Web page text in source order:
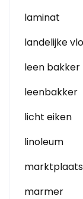
laminat
landelijke
leen bakker
leenbakker
licht eiken
linoleum
marktplaats
marmer